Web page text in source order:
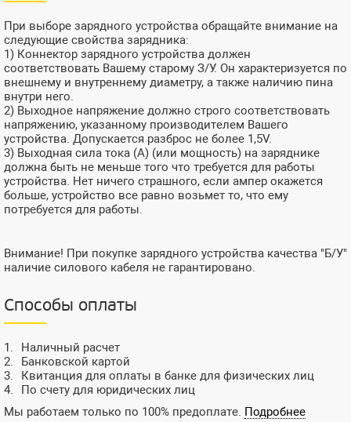
При выборе зарядного устройства обращайте внимание на
следующие свойства зарядника:
1) Коннектор зарядного устройства должен
соответствовать Вашему старому З/У. Он характеризуется по
внешнему и внутреннему диаметру, а также наличию пина
внутри него.
2) Выходное напряжение должно строго соответствовать
напряжению, указанному производителем Вашего
устройства. Допускается разброс не более 1,5V.
3) Выходная сила тока (А) (или мощность) на заряднике
должна быть не меньше того что требуется для работы
устройства. Нет ничего страшного, если ампер окажется
больше, устройство все равно возьмет то, что ему
потребуется для работы.
Внимание! При покупке зарядного устройства качества "Б/У"
наличие силового кабеля не гарантировано.
Способы оплаты
Наличный расчет
Банковской картой
Квитанция для оплаты в банке для физических лиц
По счету для юридических лиц
Мы работаем только по 100% предоплате. Подробнее